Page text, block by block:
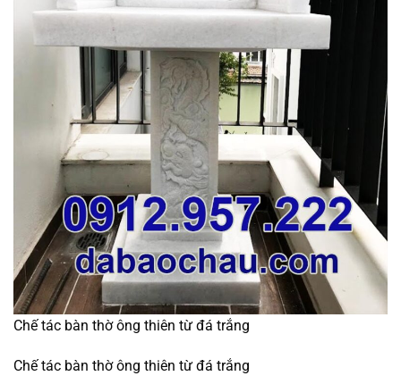
Chế tác bàn thờ ông thiên từ đá trắng
Chế tác bàn thờ ông thiên từ đá trắng